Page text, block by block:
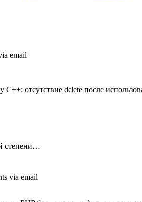
отсутствие delete после
степени…